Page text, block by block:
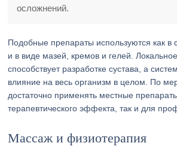
осложнений.
Подобные препараты используются как в
и в виде мазей, кремов и гелей.
способствует разработке сустава, а
влияние на весь организм в целом. По
достаточно применять местные
терапевтического эффекта, так и для
Массаж и физиотерапия